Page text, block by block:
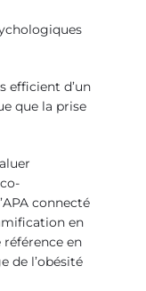
efficient d’un
que la prise
connecté
en
en
de l’obésité